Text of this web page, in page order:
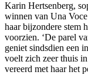
Karin Hertsenberg,
winnen van Una
haar bijzondere stem
voorzien. ‘De parel
geniet sindsdien een
voelt zich zeer thuis
vereerd met haar het